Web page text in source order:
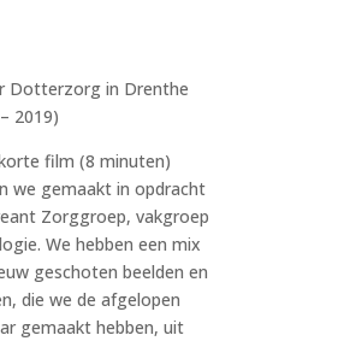
Dotterzorg in Drenthe
2019)
film (8 minuten)
we gemaakt in opdracht
Zorggroep, vakgroep
We hebben een mix
geschoten beelden en
die we de afgelopen
gemaakt hebben, uit